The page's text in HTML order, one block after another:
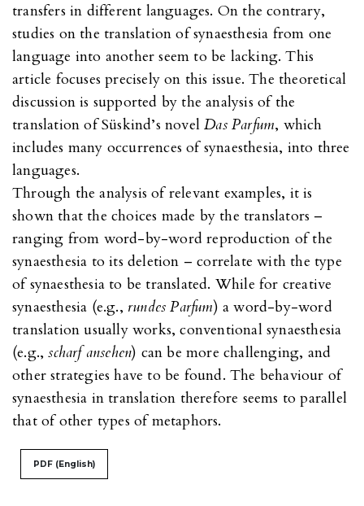
transfers in different languages. On the contrary,
studies on the translation of synaesthesia from one
language into another seem to be lacking. This
article focuses precisely on this issue. The theoretical
discussion is supported by the analysis of the
translation of Süskind’s novelDas Parfum, which
includes many occurrences of synaesthesia, into three
languages.
Through the analysis of relevant examples, it is
shown that the choices made by the translators –
ranging from word-by-word reproduction of the
synaesthesia to its deletion – correlate with the type
of synaesthesia to be translated. While for creative
synaesthesia (e.g., rundes Parfum) a word-by-word
translation usually works, conventional synaesthesia
(e.g.,scharf ansehen) can be more challenging, and
other strategies have to be found. The behaviour of
synaesthesia in translation therefore seems to parallel
that of other types of metaphors.
PDF (English)